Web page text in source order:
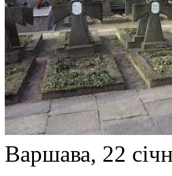
Варшава, 22